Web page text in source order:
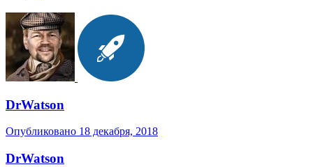
DrWatson
Опубликовано 18 декабря, 2018
DrWatson